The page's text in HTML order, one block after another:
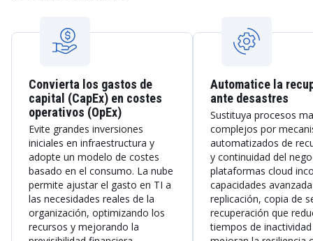
Convierta los gastos de
capital (CapEx) en costes
operativos (OpEx)
Evite grandes inversiones
iniciales en infraestructura y
adopte un modelo de costes
basado en el consumo. La nube
permite ajustar el gasto en TI a
las necesidades reales de la
organización, optimizando los
recursos y mejorando la
Automatice la
ante desastres
Sustituya procesos
complejos por
automatizados de
y continuidad del
plataformas cloud
capacidades
replicación, copia de
recuperación que
tiempos de